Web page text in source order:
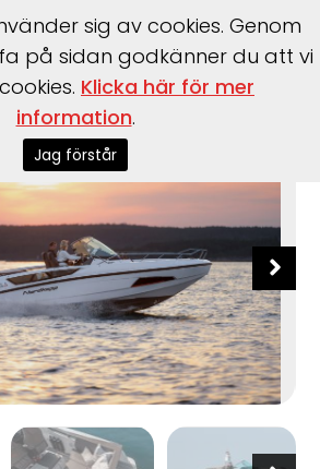
Enduro 805
sig av cookies. Genom
på sidan godkänner du att vi
Klicka här för mer
information.
Jag förstår